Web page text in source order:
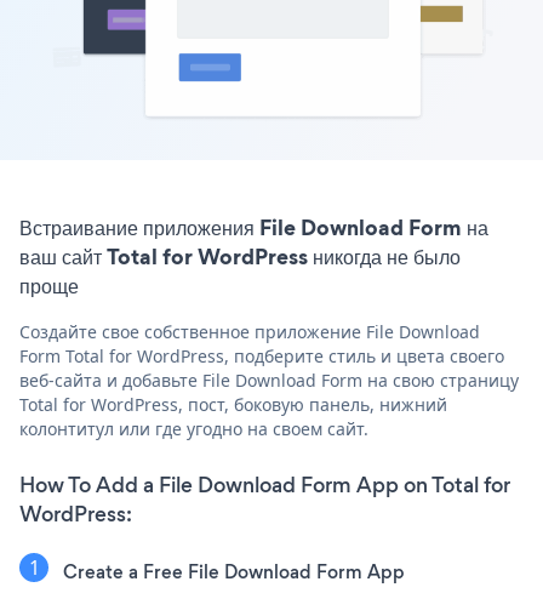
Встраивание приложения File Download Form на
ваш сайт Total for WordPress никогда не было
проще
Создайте свое собственное приложение File Download
Form Total for WordPress, подберите стиль и цвета своего
веб-сайта и добавьте File Download Form на свою страницу
Total for WordPress, пост, боковую панель, нижний
колонтитул или где угодно на своем сайт.
How To Add a File Download Form App on Total for
WordPress:
Create a Free File Download Form App